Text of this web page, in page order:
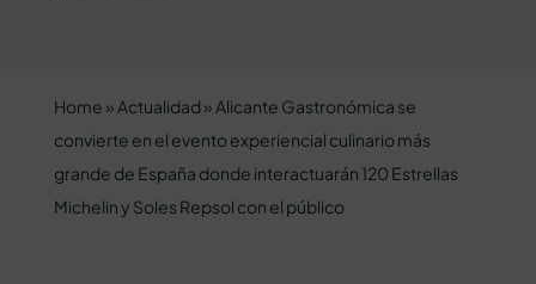
Home » Actualidad » Alicante Gastronómica se
convierte en el evento experiencial culinario más
grande de España donde interactuarán 120 Estrellas
Michelin y Soles Repsol con el público